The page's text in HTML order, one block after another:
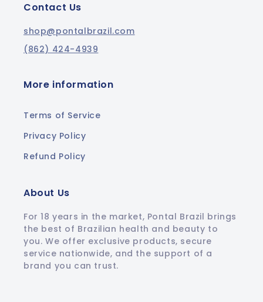
Contact Us
shop@pontalbrazil.com
(862) 424-4939
More information
Terms of Service
Privacy Policy
Refund Policy
About Us
For 18 years in the market, Pontal Brazil brings
the best of Brazilian health and beauty to
you. We offer exclusive products, secure
service nationwide, and the support of a
brand you can trust.